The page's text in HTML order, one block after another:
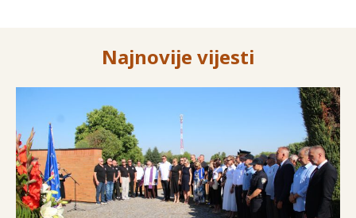
Najnovije vijesti